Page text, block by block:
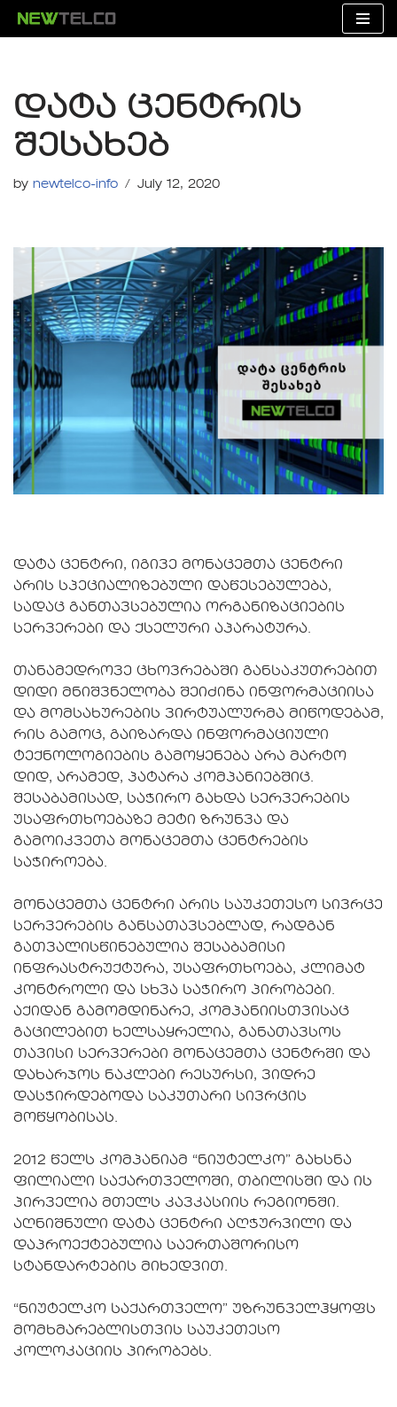
content
დატა ცენტრის
შესახებ
by newtelco-info July 12, 2020
დატა ცენტრი, იგივე მონაცემთა ცენტრი
არის სპეციალიზებული დაწესებულება,
სადაც განთავსებულია ორგანიზაციების
სერვერები და ქსელური აპარატურა.
თანამედროვე ცხოვრებაში განსაკუთრებით
დიდი მნიშვნელობა შეიძინა ინფორმაციისა
და მომსახურების ვირტუალურმა მიწოდებამ,
რის გამოც, გაიზარდა ინფორმაციული
ტექნოლოგიების გამოყენება არა მარტო
დიდ, არამედ, პატარა კომპანიებშიც.
შესაბამისად, საჭირო გახდა სერვერების
უსაფრთხოებაზე მეტი ზრუნვა და
გამოიკვეთა მონაცემთა ცენტრების
საჭიროება.
მონაცემთა ცენტრი არის საუკეთესო სივრცე
სერვერების განსათავსებლად, რადგან
გათვალისწინებულია შესაბამისი
ინფრასტრუქტურა, უსაფრთხოება, კლიმატ
კონტროლი და სხვა საჭირო პირობები.
აქიდან გამომდინარე, კომპანიისთვისაც
გაცილებით ხელსაყრელია, განათავსოს
თავისი სერვერები მონაცემთა ცენტრში და
დახარჯოს ნაკლები რესურსი, ვიდრე
დასჭირდებოდა საკუთარი სივრცის
მოწყობისას.
2012 წელს კომპანიამ “ნიუტელკო” გახსნა
ფილიალი საქართველოში, თბილისში და ის
პირველია მთელს კავკასიის რეგიონში.
აღნიშნული დატა ცენტრი აღჭურვილი და
დაპროექტებულია საერთაშორისო
სტანდარტების მიხედვით.
“ნიუტელკო საქართველო” უზრუნველჰყოფს
მომხმარებლისთვის საუკეთესო
კოლოკაციის პირობებს.